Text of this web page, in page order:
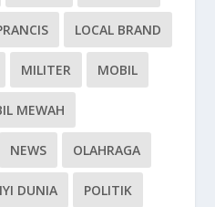
LOCAL BRAND
MILITER MOBIL
MEWAH
NEWS OLAHRAGA
DUNIA POLITIK